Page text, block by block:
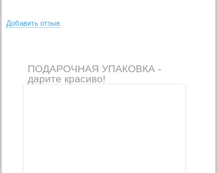
Добавить отзыв
ПОДАРОЧНАЯ УПАКОВКА -
дарите красиво!